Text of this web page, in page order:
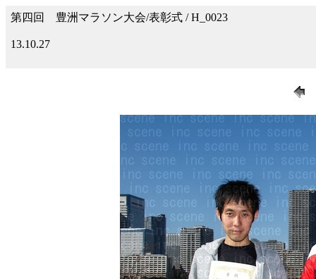
第四回 豊洲マラソン大会/表彰式 / H_0023
13.10.27